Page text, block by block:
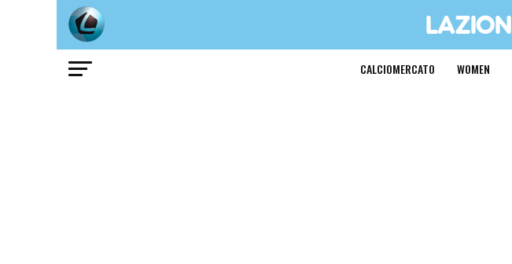
CALCIOMERCATO WOMEN